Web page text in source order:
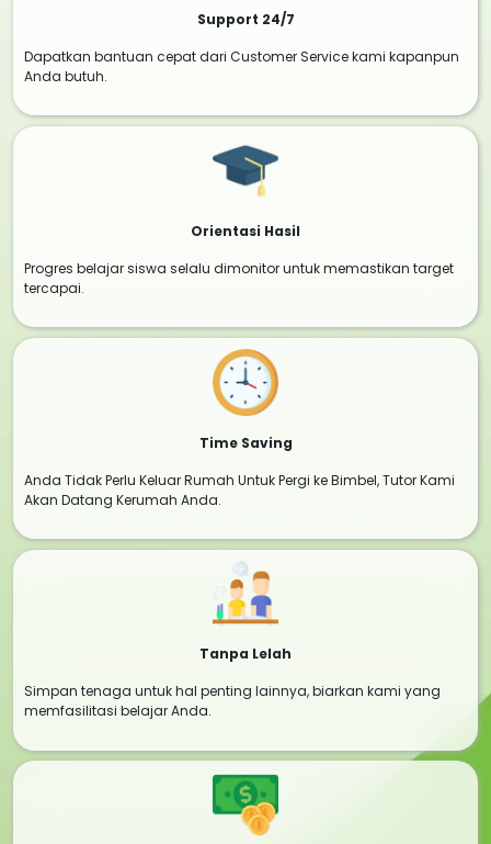
Support 24/7
Dapatkan bantuan cepat dari Customer Service kami kapanpun
Anda butuh.
Orientasi Hasil
Progres belajar siswa selalu dimonitor untuk memastikan target
tercapai.
Time Saving
Anda Tidak Perlu Keluar Rumah Untuk Pergi ke Bimbel, Tutor Kami
Akan Datang Kerumah Anda.
Tanpa Lelah
Simpan tenaga untuk hal penting lainnya, biarkan kami yang
memfasilitasi belajar Anda.